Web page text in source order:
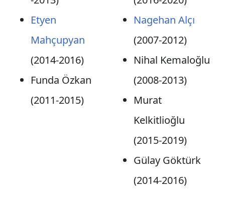
Etyen
Mahçupyan
(2014-2016)
Funda Özkan
(2011-2015)
Nagehan Alçı
(2007-2012)
Nihal Kemaloğlu
(2008-2013)
Murat
Kelkitlioğlu
(2015-2019)
Gülay Göktürk
(2014-2016)